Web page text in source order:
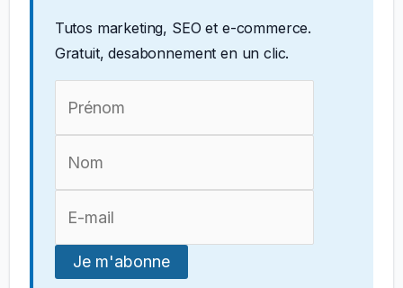
Tutos marketing, SEO et e-commerce.
Gratuit, desabonnement en un clic.